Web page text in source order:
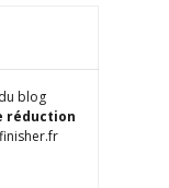
blog
réduction